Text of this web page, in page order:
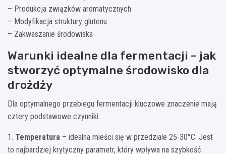
– Produkcja związków aromatycznych
– Modyfikacja struktury glutenu
– Zakwaszanie środowiska
Warunki idealne dla fermentacji – jak
stworzyć optymalne środowisko dla
drożdży
Dla optymalnego przebiegu fermentacji kluczowe znaczenie mają
cztery podstawowe czynniki:
1. Temperatura – idealna mieści się w przedziale 25-30°C. Jest
to najbardziej krytyczny parametr, który wpływa na szybkość